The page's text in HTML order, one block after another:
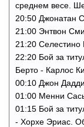
среднем весе.
20:50 Джонатан
21:00 Энтвон
21:20
22:20 Бой за
Берто - Карлос
00:10 Джон
01:00 Менни
01:15 Бой за
- Хорхе Эриас.